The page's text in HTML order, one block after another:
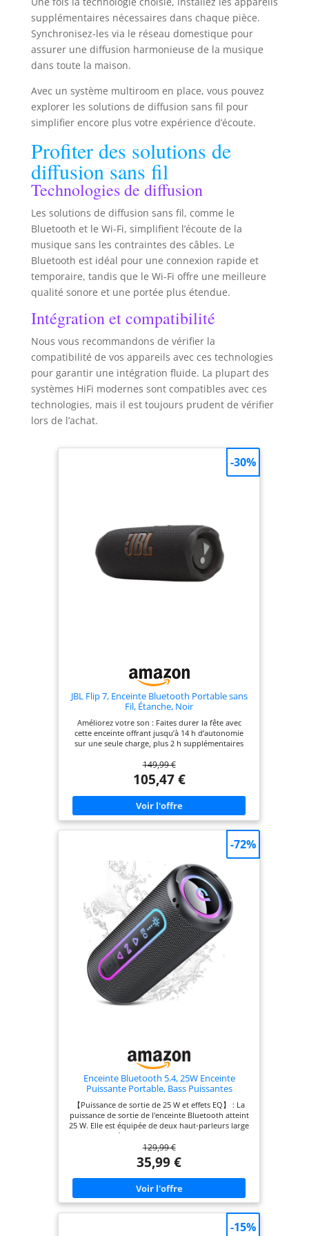
enceintes, pratique pour plafond, mur ou étagère.
MULTIROOM ET MODE MONO - Un émetteur peut
alimenter plusieurs récepteurs pour créer des
zones audio dans la maison. Le mode mono
envoie le même signal aux deux enceintes, parfait
en plafond ou encastré.
supplémentaires nécessaires dans chaque pièce.
Synchronisez-les via le réseau domestique pour
assurer une diffusion harmonieuse de la musique
dans toute la maison.
Avec un système multiroom en place, vous pouvez
explorer les solutions de diffusion sans fil pour
simplifier encore plus votre expérience d’écoute.
Profiter des solutions de
diffusion sans fil
Technologies de diffusion
Les solutions de diffusion sans fil, comme le
Bluetooth et le Wi-Fi, simplifient l’écoute de la
musique sans les contraintes des câbles. Le
Bluetooth est idéal pour une connexion rapide et
temporaire, tandis que le Wi-Fi offre une meilleure
qualité sonore et une portée plus étendue.
Intégration et compatibilité
Nous vous recommandons de vérifier la
compatibilité de vos appareils avec ces technologies
pour garantir une intégration fluide. La plupart des
systèmes HiFi modernes sont compatibles avec ces
technologies, mais il est toujours prudent de vérifier
lors de l’achat.
JBL Flip 7, Enceinte Bluetooth Portable sans
Fil, Étanche, Noir
Améliorez votre son : Faites durer la fête avec
cette enceinte offrant jusqu’à 14 h d’autonomie
sur une seule charge, plus 2 h supplémentaires
utilisation en intérieur comme en extérieur Un
son puissant : Profitez de basses percutantes et
d’aigus cristallins grâce au nouveau design dôme ;
l'IA Sound Boost optimise les performances
acoustiques pour un son clair et sans distorsion
Conçue pour le fun : Faites tomber la JBL Flip 7
jusqu’à 1 mètre, emmenez-la sous la douche ou
jamais Emportez-la partout : Des fêtes sur la plage
aux soirées cosy, la JBL Flip 7 transforme chaque
moment en expérience inoubliable ; boostez votre
son en la connectant à plusieurs enceintes
compatibles Auracast Personnalisable et portable :
Le système PushLock propose des accessoires
interchangeables, vous permettant de fixer,
suspendre ou transporter votre enceinte à la main
; une sangle et un mousqueton sont inclus
149,99 €
105,47 €
-30%
Enceinte Bluetooth 5.4, 25W Enceinte
Puissante Portable, Bass Puissantes
【Puissance de sortie de 25 W et effets EQ】 : La
puissance de sortie de l'enceinte Bluetooth atteint
25 W. Elle est équipée de deux haut-parleurs large
bande indépendants de 52 mm, capables de
couvrir un espace allant jusqu'à 100 m², vous
offrant ainsi un son stéréo HIFI clair. Un
microphone intégré permet de passer des appels
en mains libres. Deux modes d'égaliseur
professionnels sont proposés : un mode graves
puissant et dynamique, et un mode vocal clair
de 24 heures】 : L'enceinte dispose d'une batterie
129,99 €
35,99 €
-72%
-15%